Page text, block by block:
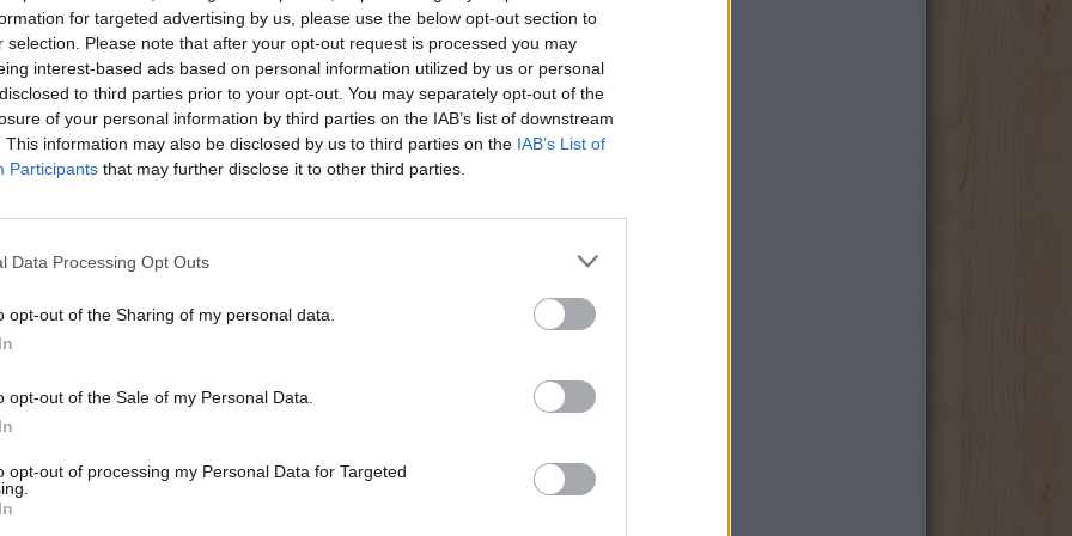
for targeted advertising by us, please use the below opt-out section to
selection. Please note that after your opt-out request is processed you may
interest-based ads based on personal information utilized by us or personal
to third parties prior to your opt-out. You may separately opt-out of the
of your personal information by third parties on the IAB’s list of downstream
This information may also be disclosed by us to third parties on the IAB’s List of
Participants that may further disclose it to other third parties.
Data Processing Opt Outs
opt-out of the Sharing of my personal data.
opt-out of the Sale of my Personal Data.
opt-out of processing my Personal Data for Targeted